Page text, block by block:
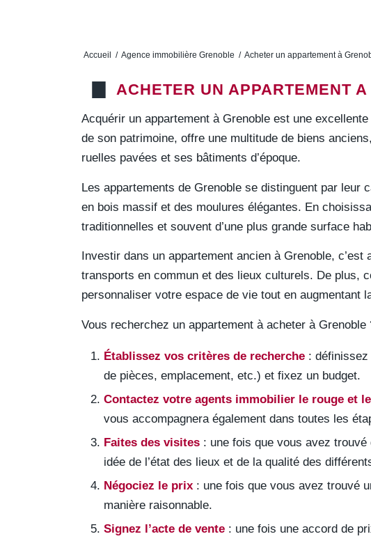
Accueil / Agence immobilière Grenoble / Acheter un appartement à
ACHETER UN APPARTEMENT
Acquérir un appartement à Grenoble est une
de son patrimoine, offre une multitude de biens
ruelles pavées et ses bâtiments d’époque.
Les appartements de Grenoble se distinguent par
en bois massif et des moulures élégantes. En
traditionnelles et souvent d’une plus grande surface
Investir dans un appartement ancien à Grenoble,
transports en commun et des lieux culturels. De plus,
personnaliser votre espace de vie tout en augmentant
Vous recherchez un appartement à acheter à
Établissez vos critères de recherche :
de pièces, emplacement, etc.) et fixez un budget.
Contactez votre agents immobilier le rouge et
vous accompagnera également dans toutes les
Faites des visites : une fois que vous avez
idée de l’état des lieux et de la qualité des
Négociez le prix : une fois que vous avez trouvé
manière raisonnable.
Signez l’acte de vente : une fois une accord de